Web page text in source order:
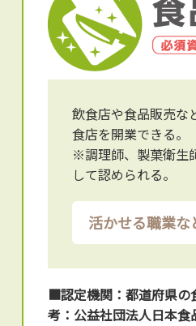
飲食店や食品販売な
食店を開業できる。
※調理師、製菓衛生
して認められる。
活かせる職業な
■認定機関：都道府県の
考：公益社団法人日本食